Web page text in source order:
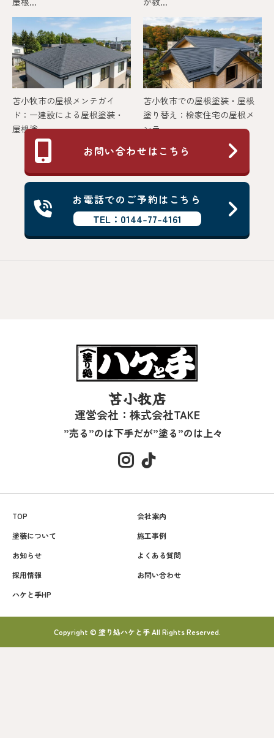
苫小牧市の屋根メンテガイ
ド：一建設による屋根塗装・
屋根塗...
苫小牧市での屋根塗装・屋根
塗り替え：桧家住宅の屋根メ
ンテ...
お問い合わせはこちら
お電話でのご予約はこちら
TEL：0144-77-4161
苫小牧店
運営会社：株式会社TAKE
”売る”のは下手だが”塗る”のは上々
TOP
会社案内
塗装について
施工事例
お知らせ
よくある質問
採用情報
お問い合わせ
ハケと手HP
Copyright © 塗り処ハケと手 All Rights Reserved.